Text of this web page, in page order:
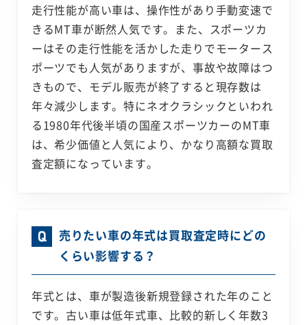
走行性能が高い車は、操作性があり手動変速で
きるMT車が断然人気です。また、スポーツカ
ーはその走行性能を活かした走りでモータース
ポーツでも人気がありますが、事故や故障はつ
きもので、モデル販売が終了すると現存数は
年々減少します。特にネオクラシックといわれ
る1980年代後半頃の国産スポーツカーのMT車
は、希少価値と人気により、かなり高額な買取
査定額になっています。
売りたい車の年式は買取査定時にどの
くらい影響する？
年式とは、車が製造後新規登録された年のこと
です。古い車は低年式車、比較的新しく年数3